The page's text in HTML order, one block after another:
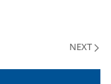
NEXT